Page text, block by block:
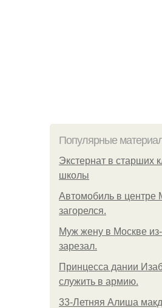
Популярные
Экстернат в старших
школы
Автомобиль в центре
загорелся.
Mуж жену в Москве
зарезал.
Принцесса дании
служить в армию.
33-Летняя Алиша